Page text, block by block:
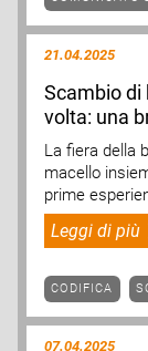
21.04.2025
Scambio di
volta: una
La fiera della
macello
prime
Leggi di più
CODIFICA
07.04.2025